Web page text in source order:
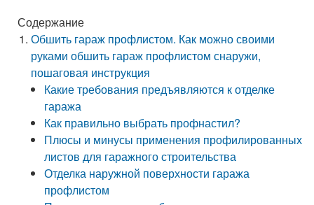
Содержание
Обшить гараж профлистом. Как можно своими
руками обшить гараж профлистом снаружи,
пошаговая инструкция
Какие требования предъявляются к отделке
гаража
Как правильно выбрать профнастил?
Плюсы и минусы применения профилированных
листов для гаражного строительства
Отделка наружной поверхности гаража
профлистом